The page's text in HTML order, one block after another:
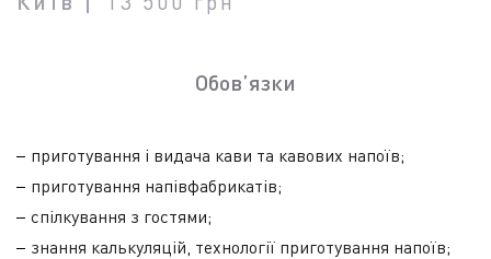
Обов’язки
приготування і видача кави та кавових напоїв;
приготування напівфабрикатів;
спілкування з гостями;
знання калькуляцій, технології приготування напоїв;